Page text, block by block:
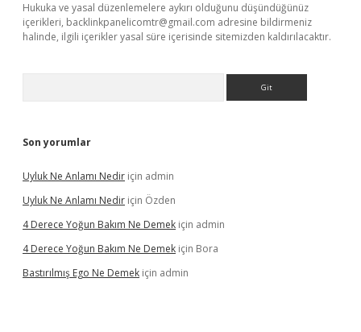
Hukuka ve yasal düzenlemelere aykırı olduğunu düşündüğünüz
içerikleri, backlinkpanelicomtr@gmail.com adresine bildirmeniz
halinde, ilgili içerikler yasal süre içerisinde sitemizden kaldırılacaktır.
Son yorumlar
Uyluk Ne Anlamı Nedir için admin
Uyluk Ne Anlamı Nedir için Özden
4 Derece Yoğun Bakım Ne Demek için admin
4 Derece Yoğun Bakım Ne Demek için Bora
Bastırılmış Ego Ne Demek için admin